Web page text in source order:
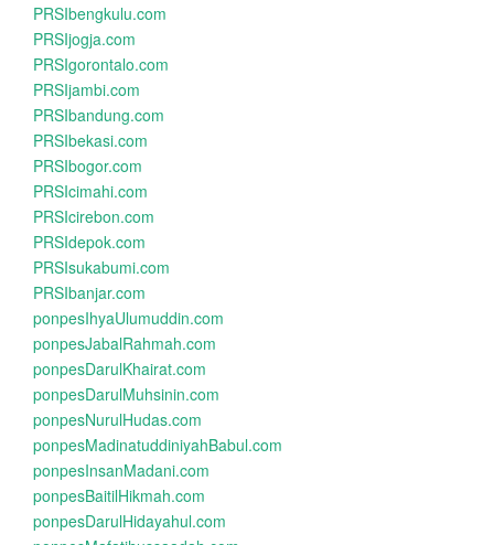
PRSIbengkulu.com
PRSIjogja.com
PRSIgorontalo.com
PRSIjambi.com
PRSIbandung.com
PRSIbekasi.com
PRSIbogor.com
PRSIcimahi.com
PRSIcirebon.com
PRSIdepok.com
PRSIsukabumi.com
PRSIbanjar.com
ponpesIhyaUlumuddin.com
ponpesJabalRahmah.com
ponpesDarulKhairat.com
ponpesDarulMuhsinin.com
ponpesNurulHudas.com
ponpesMadinatuddiniyahBabul.com
ponpesInsanMadani.com
ponpesBaitilHikmah.com
ponpesDarulHidayahul.com